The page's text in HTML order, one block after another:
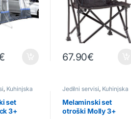
67.90€
, Kuhinjska
servis
set
3+
Jedilni servisi, Kuhinjska
Otroški servis
Melaminski set
otroški Molly 3+